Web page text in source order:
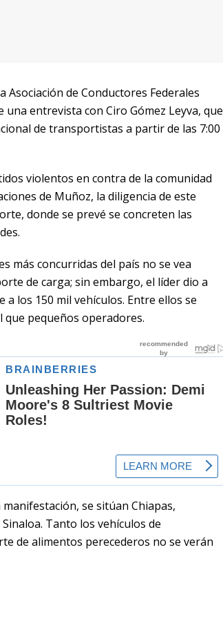
de Conductores Federales
entrevista con Ciro Gómez Leyva, que
de transportistas a partir de las 7:00
violentos en contra de la comunidad
de Muñoz, la diligencia de este
donde se prevé se concreten las
más concurridas del país no se vea
de carga; sin embargo, el líder dio a
los 150 mil vehículos. Entre ellos se
pequeños operadores.
se sitúan Chiapas,
Tanto los vehículos de
de alimentos perecederos no se verán